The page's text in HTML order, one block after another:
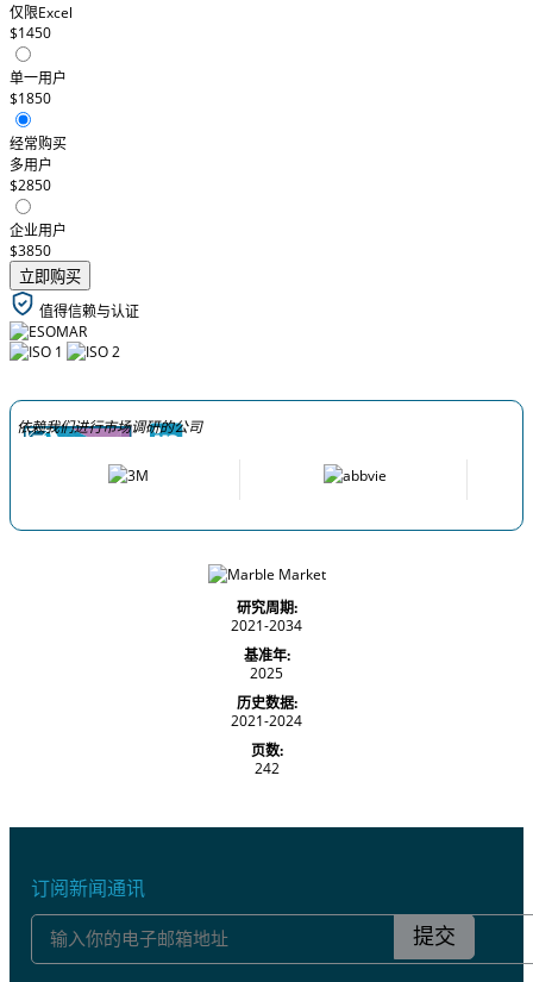
仅限Excel
$1450
单一用户
$1850
经常购买
多用户
$2850
企业用户
$3850
立即购买
值得信赖与认证
依赖我们进行市场调研的公司
研究周期:
2021-2034
基准年:
2025
历史数据:
2021-2024
页数:
242
订阅新闻通讯
提交